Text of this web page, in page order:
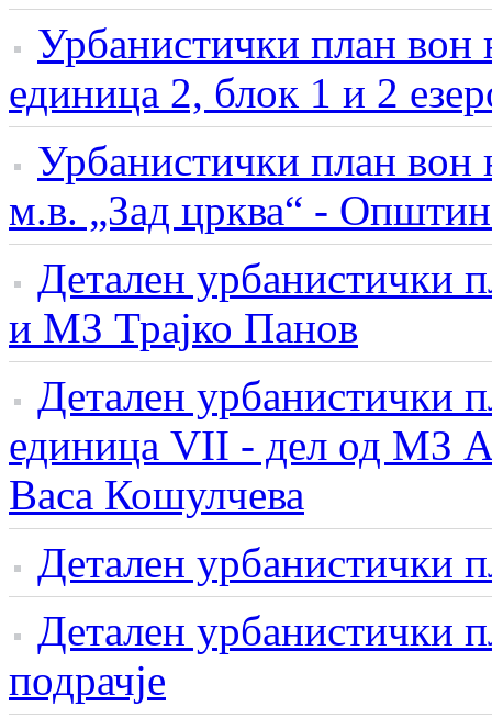
Урбанистички план вон
единица 2, блок 1 и 2
Урбанистички план вон
м.в. „Зад црква“ -
Детален урбанистички
и МЗ Трајко Панов
Детален урбанистички
единица VII - дел од МЗ
Васа Кошулчева
Детален урбанистички
Детален урбанистички
подрачје